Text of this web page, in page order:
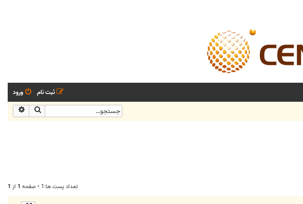
ورود
ثبت نام
جستجو
تعداد پست ها:1 • صفحه 1 از 1